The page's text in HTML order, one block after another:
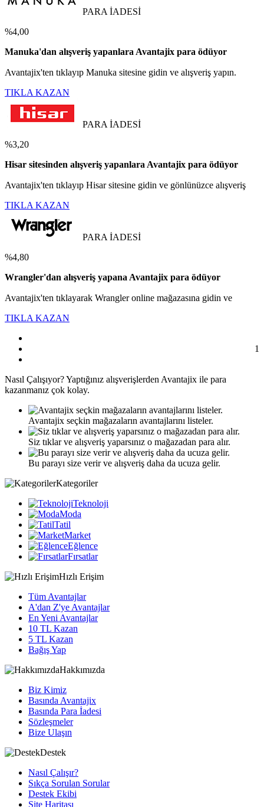
PARA İADESİ
%4,00
Manuka'dan alışveriş yapanlara Avantajix para ödüyor
Avantajix'ten tıklayıp Manuka sitesine gidin ve alışveriş yapın.
TIKLA KAZAN
PARA İADESİ
%3,20
Hisar sitesinden alışveriş yapanlara Avantajix para ödüyor
Avantajix'ten tıklayıp Hisar sitesine gidin ve gönlünüzce alışveriş
TIKLA KAZAN
PARA İADESİ
%4,80
Wrangler'dan alışveriş yapana Avantajix para ödüyor
Avantajix'ten tıklayarak Wrangler online mağazasına gidin ve
TIKLA KAZAN
1
Nasıl Çalışıyor?Yaptığınız alışverişlerden Avantajix ile para
kazanmanız çok kolay.
Avantajix seçkin mağazaların avantajlarını listeler.
Siz tıklar ve alışveriş yaparsınız o mağazadan para alır.
Bu parayı size verir ve alışveriş daha da ucuza gelir.
Kategoriler
Teknoloji
Moda
Tatil
Market
Eğlence
Fırsatlar
Hızlı Erişim
Tüm Avantajlar
A'dan Z'ye Avantajlar
En Yeni Avantajlar
10 TL Kazan
5 TL Kazan
Bağış Yap
Hakkımızda
Biz Kimiz
Basında Avantajix
Basında Para İadesi
Sözleşmeler
Bize Ulaşın
Destek
Nasıl Çalışır?
Sıkça Sorulan Sorular
Destek Ekibi
Site Haritası